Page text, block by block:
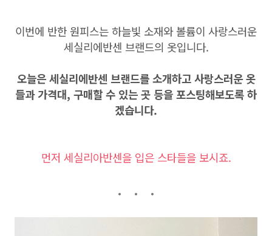
이번에 반한 원피스는 하늘빛 소재와 볼륨이 사랑스러운
세실리에반센 브랜드의 옷입니다.
오늘은 세실리에반센 브랜드를 소개하고 사랑스러운 옷
들과 가격대, 구매할 수 있는 곳 등을 포스팅해보도록 하
겠습니다.
먼저 세실리아반센을 입은 스타들을 보시죠.